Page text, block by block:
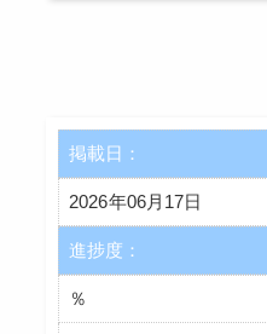
掲載日：
2026年06月17日
進捗度：
％